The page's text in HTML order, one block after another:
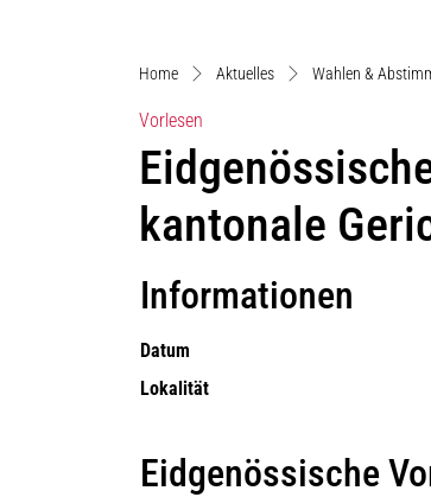
Home Aktuelles Wahlen &
Vorlesen
kantonale
Informationen
Datum
Lokalität
Eidgenössische